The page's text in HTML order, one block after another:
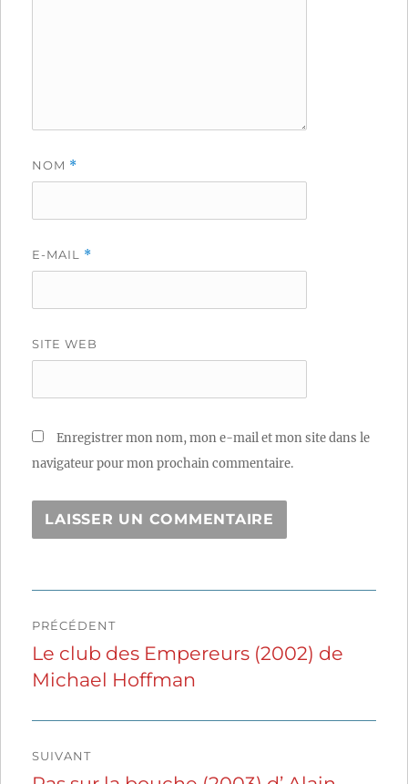
NOM *
E-MAIL *
SITE WEB
Enregistrer mon nom, mon e-mail et mon site dans le
navigateur pour mon prochain commentaire.
de
l’article
PRÉCÉDENT
Publication
précédente :
Le club des Empereurs (2002) de
Michael Hoffman
SUIVANT